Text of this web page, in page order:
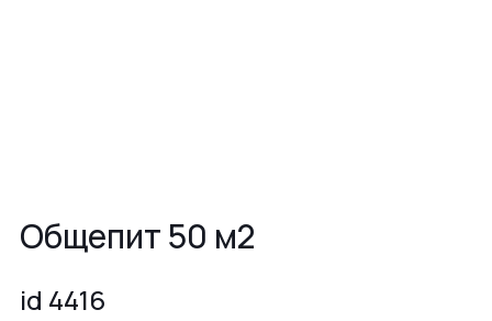
Общепит 50 м2
id 4416